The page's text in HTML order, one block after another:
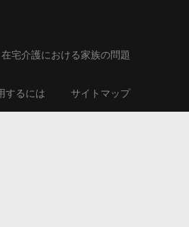
在宅介護における家族の問題
するには サイトマップ